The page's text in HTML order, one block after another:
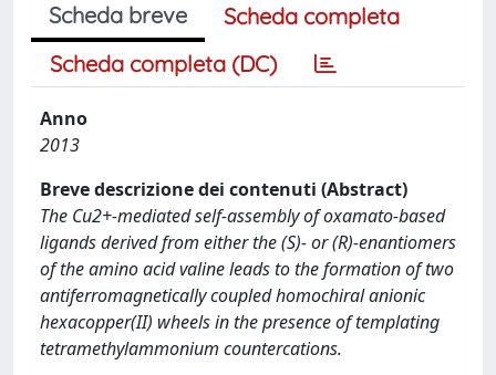
Scheda breve
Scheda completa
Scheda completa (DC)
Anno
2013
Breve descrizione dei contenuti (Abstract)
The Cu2+-mediated self-assembly of oxamato-based
ligands derived from either the (S)- or (R)-enantiomers
of the amino acid valine leads to the formation of two
antiferromagnetically coupled homochiral anionic
hexacopper(II) wheels in the presence of templating
tetramethylammonium countercations.